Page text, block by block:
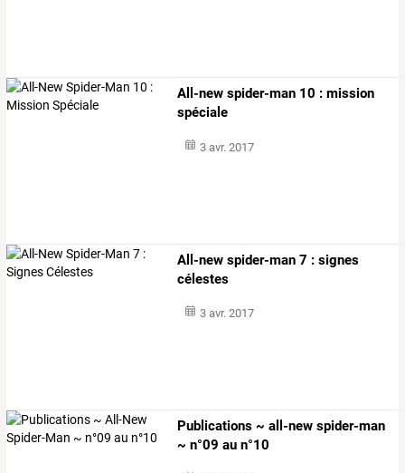
All-new spider-man 10 : mission
spéciale
3 avr. 2017
All-new spider-man 7 : signes
célestes
3 avr. 2017
Publications ~ all-new spider-man
~ n°09 au n°10